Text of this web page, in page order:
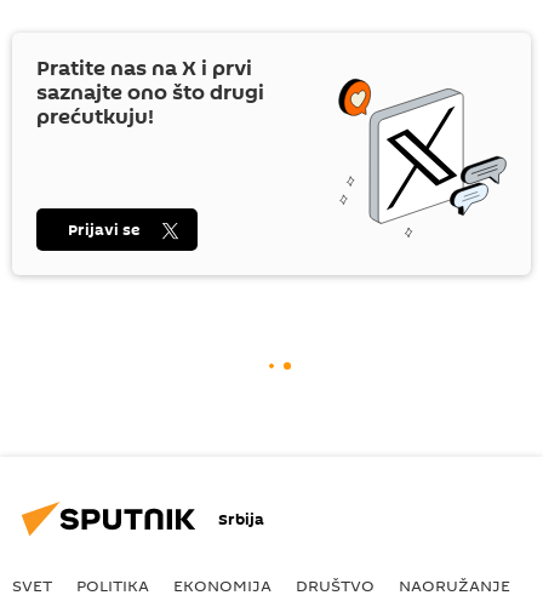
Pratite nas naX i prvi
saznajte ono što drugi
prećutkuju!
Prijavi se
Srbija
SVET POLITIKA EKONOMIJA DRUŠTVO NAORUŽANJE